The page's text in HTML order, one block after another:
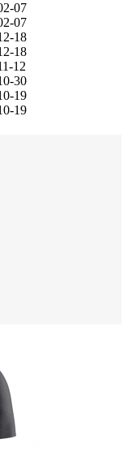
07
07
18
18
12
30
19
19